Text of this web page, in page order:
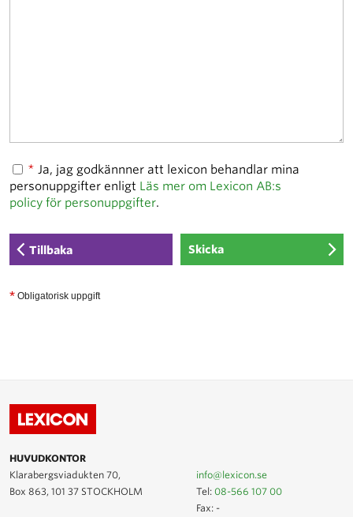
* Ja, jag godkännner att lexicon behandlar mina
personuppgifter enligt Läs mer om Lexicon AB:s
policy för personuppgifter.
Tillbaka
* Obligatorisk uppgift
HUVUDKONTOR
Klarabergsviadukten 70,
Box 863, 101 37 STOCKHOLM
info@lexicon.se
Tel:08-566 107 00
Fax: -